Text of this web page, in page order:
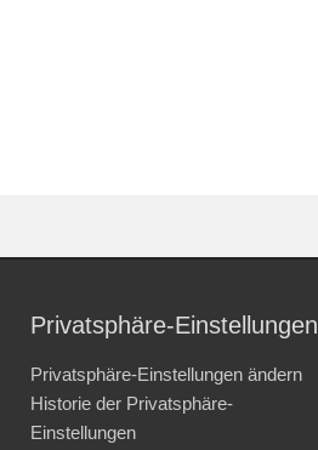
Privatsphäre-Einstellungen
Privatsphäre-Einstellungen ändern
Historie der Privatsphäre-
Einstellungen